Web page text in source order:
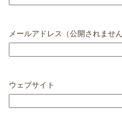
メールアドレス（公開されませ
ウェブサイト